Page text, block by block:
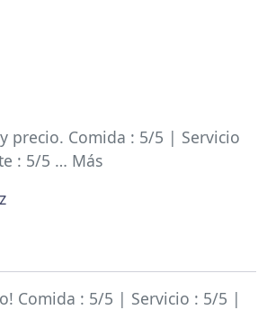
precio. Comida : 5/5 | Servicio
: 5/5 … Más
Comida : 5/5 | Servicio : 5/5 |